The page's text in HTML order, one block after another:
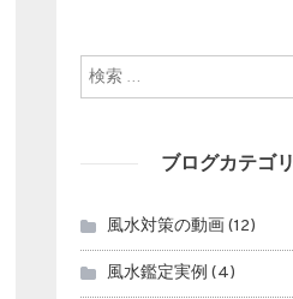
ブログカテゴリ
風水対策の動画 (12)
風水鑑定実例 (4)